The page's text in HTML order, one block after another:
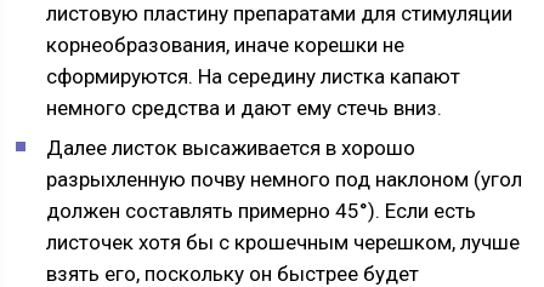
листовую пластину препаратами для стимуляции
корнеобразования, иначе корешки не
сформируются. На середину листка капают
немного средства и дают ему стечь вниз.
Далее листок высаживается в хорошо
разрыхленную почву немного под наклоном (угол
должен составлять примерно 45°). Если есть
листочек хотя бы с крошечным черешком, лучше
взять его, поскольку он быстрее будет